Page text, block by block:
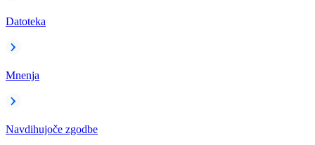
Datoteka
Mnenja
Navdihujoče zgodbe